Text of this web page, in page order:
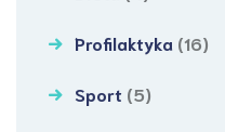
Profilaktyka (16)
Sport (5)